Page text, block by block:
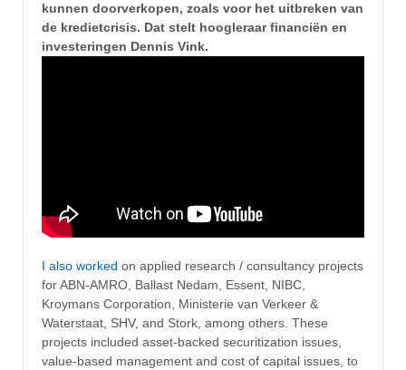
kunnen doorverkopen, zoals voor het uitbreken van
de kredietcrisis. Dat stelt hoogleraar financiën en
investeringen Dennis Vink.
I also worked on applied research / consultancy projects
for ABN-AMRO, Ballast Nedam, Essent, NIBC,
Kroymans Corporation, Ministerie van Verkeer &
Waterstaat, SHV, and Stork, among others. These
projects included asset-backed securitization issues,
value-based management and cost of capital issues, to